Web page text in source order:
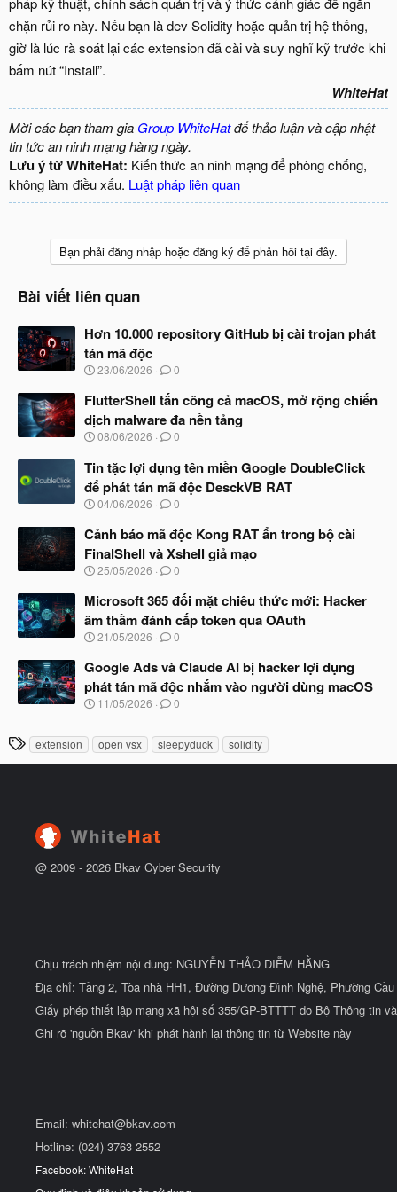
chặn rủi ro này. Nếu bạn là dev Solidity hoặc quản trị hệ thống,
giờ là lúc rà soát lại các extension đã cài và suy nghĩ kỹ trước khi
bấm nút “Install”.
WhiteHat
Mời các bạn tham gia Group WhiteHatđể thảo luận và cập nhật
tin tức an ninh mạng hàng ngày.
Lưu ý từ WhiteHat: Kiến thức an ninh mạng để phòng chống,
không làm điều xấu. Luật pháp liên quan
Bạn phải đăng nhập hoặc đăng ký để phản hồi tại đây.
Bài viết liên quan
Hơn 10.000 repository GitHub bị cài trojan phát
tán mã độc
N
à
b
ắ
đ
ầ
u
23/06/2026 0
FlutterShell tấn công cả macOS, mở rộng chiến
dịch malware đa nền tảng
N
à
y
b
ắ
đ
ầ
u
08/06/2026 0
Tin tặc lợi dụng tên miền Google DoubleClick
để phát tán mã độc DesckVB RAT
N
à
b
ắ
đ
ầ
u
04/06/2026 0
Cảnh báo mã độc Kong RAT ẩn trong bộ cài
FinalShell và Xshell giả mạo
N
à
b
ắ
đ
ầ
u
25/05/2026 0
Microsoft 365 đối mặt chiêu thức mới: Hacker
âm thầm đánh cắp token qua OAuth
N
à
b
ắ
đ
ầ
u
21/05/2026 0
Google Ads và Claude AI bị hacker lợi dụng
phát tán mã độc nhắm vào người dùng macOS
N
y
u
11/05/2026 0
T
h
extension open vsx sleepyduck solidity
@ 2009 - 2026 Bkav Cyber Security
Chịu trách nhiệm nội dung: NGUYỄN THẢO DIỄM HẰNG
Địa chỉ: Tầng 2, Tòa nhà HH1, Đường Dương Đình Nghệ, Phường
Giấy phép thiết lập mạng xã hội số 355/GP-BTTTT do Bộ Thông tin
Ghi rõ 'nguồn Bkav' khi phát hành lại thông tin từ Website này
Email: whitehat@bkav.com
Hotline: (024) 3763 2552
Facebook: WhiteHat